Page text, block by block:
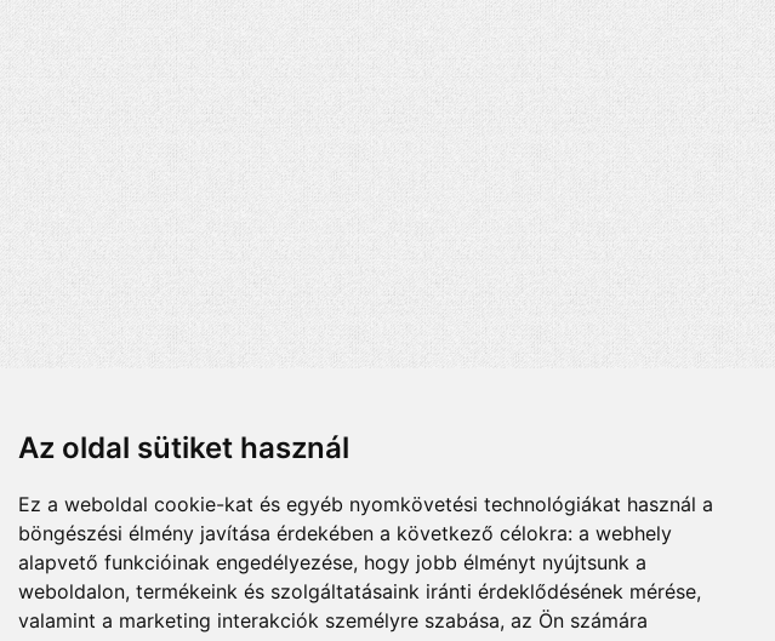
Az oldal sütiket használ
Ez a weboldal cookie-kat és egyéb nyomkövetési technológiákat használ a
böngészési élmény javítása érdekében a következő célokra: a webhely
alapvető funkcióinak engedélyezése, hogy jobb élményt nyújtsunk a
weboldalon, termékeink és szolgáltatásaink iránti érdeklődésének mérése,
valamint a marketing interakciók személyre szabása, az Ön számára